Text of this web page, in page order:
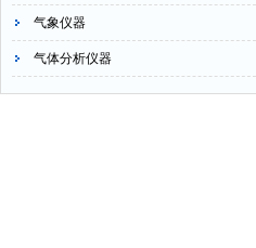
气象仪器
气体分析仪器